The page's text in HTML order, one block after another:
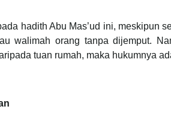
hadith Abu Mas’ud ini, meskipun
walimah orang tanpa dijemput.
tuan rumah, maka hukumnya